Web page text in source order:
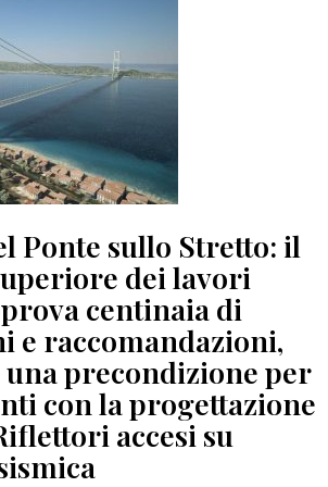
Ponte sullo Stretto: il
dei lavori
centinaia di
e raccomandazioni,
precondizione per
con la progettazione
accesi su